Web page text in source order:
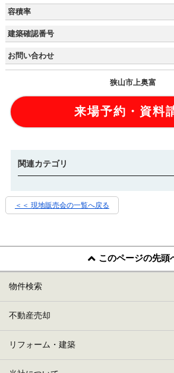
容積率
建築確認番号
お問い合わせ
狭山市上奥富
来場予約・資料
関連カテゴリ
＜＜ 現地販売会の一覧へ戻る
このページの先頭
物件検索
不動産売却
リフォーム・建築